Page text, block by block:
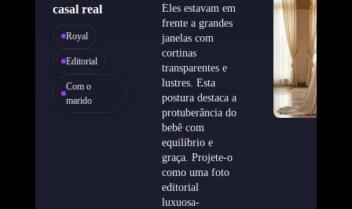
casal real
Royal
Editorial
Com o
marido
Eles estavam em
frente a grandes
janelas com
cortinas
transparentes e
lustres. Esta
postura destaca a
protuberância do
bebê com
equilíbrio e
graça. Projete-o
como uma foto
editorial
luxuosa-